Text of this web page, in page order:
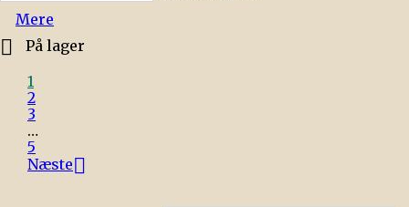
Mere

På lager
1
2
3
…
5
Næste